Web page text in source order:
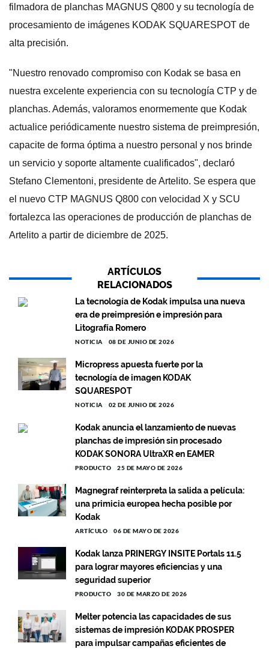
filmadora de planchas MAGNUS Q800 y su tecnología de
procesamiento de imágenes KODAK SQUARESPOT de
alta precisión.
"Nuestro renovado compromiso con Kodak se basa en
nuestra excelente experiencia con su tecnología CTP y de
planchas. Además, valoramos enormemente que Kodak
actualice periódicamente nuestro sistema de preimpresión,
capacite de forma óptima a nuestro personal y nos brinde
un servicio y soporte altamente cualificados", declaró
Stefano Clementoni, presidente de Artelito. Se espera que
el nuevo CTP MAGNUS Q800 con velocidad X y SCU
fortalezca las operaciones de producción de planchas de
Artelito a partir de diciembre de 2025.
ARTÍCULOS
RELACIONADOS
La tecnología de Kodak impulsa una nueva
era de preimpresión e impresión para
Litografía Romero
NOTICIA 08 DE JUNIO DE 2026
Micropress apuesta fuerte por la
tecnología de imagen KODAK
SQUARESPOT
NOTICIA 02 DE JUNIO DE 2026
Kodak anuncia el lanzamiento de nuevas
planchas de impresión sin procesado
KODAK SONORA UltraXR en EAMER
PRODUCTO 25 DE MAYO DE 2026
Magnegraf reinterpreta la salida a película:
una primicia europea hecha posible por
Kodak
ARTÍCULO 06 DE MAYO DE 2026
Kodak lanza PRINERGY INSITE Portals 11.5
para lograr mayores eficiencias y una
seguridad superior
PRODUCTO 30 DE MARZO DE 2026
Melter potencia las capacidades de sus
sistemas de impresión KODAK PROSPER
para impulsar campañas eficientes de